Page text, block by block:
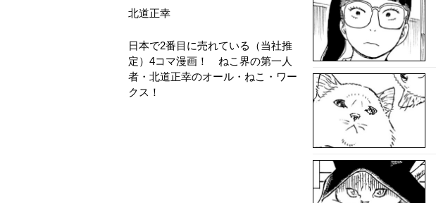
北道正幸
日本で2番目に売れている（当社推
定）4コマ漫画！ ねこ界の第一人
者・北道正幸のオール・ねこ・ワー
クス！